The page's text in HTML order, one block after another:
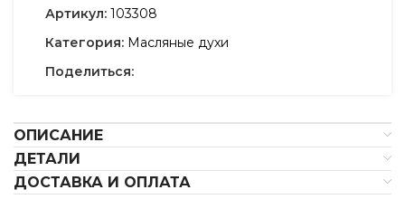
Артикул: 103308
Категория: Масляные духи
Поделиться:
ОПИСАНИЕ
ДЕТАЛИ
ДОСТАВКА И ОПЛАТА